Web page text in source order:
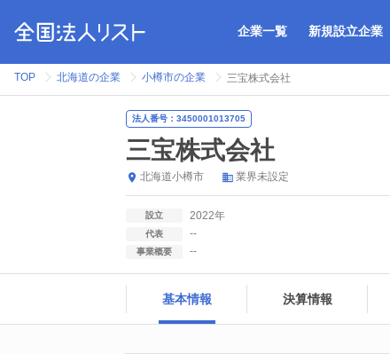
企業一覧 新規設立企業
TOP 北海道の企業 小樽市の企業 三宝株式会社
法人番号：3450001013705
三宝株式会社
北海道小樽市 業界未設定
設立 2022年
代表 --
事業概要 --
基本情報 決算情報